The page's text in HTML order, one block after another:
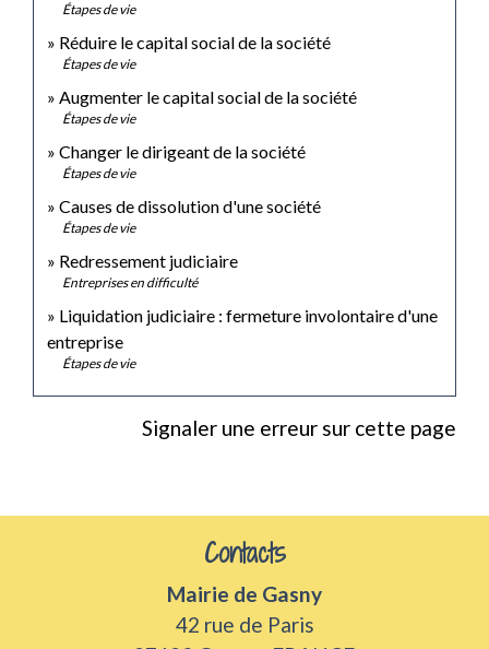
Étapes de vie
Réduire le capital social de la société
Étapes de vie
Augmenter le capital social de la société
Étapes de vie
Changer le dirigeant de la société
Étapes de vie
Causes de dissolution d'une société
Étapes de vie
Redressement judiciaire
Entreprises en difficulté
Liquidation judiciaire : fermeture involontaire d'une
entreprise
Étapes de vie
Signaler une erreur sur cette page
Contacts
Mairie de Gasny
42 rue de Paris